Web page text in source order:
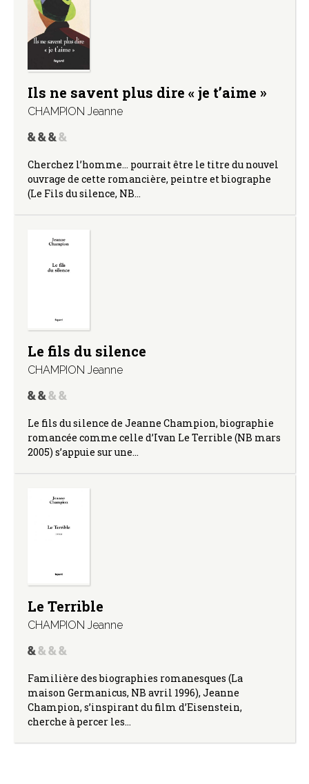
Ils ne savent plus dire « je t’aime »
CHAMPION Jeanne
Cherchez l’homme… pourrait être le titre du nouvel
ouvrage de cette romancière, peintre et biographe
(Le Fils du silence, NB…
Le fils du silence
CHAMPION Jeanne
Le fils du silence de Jeanne Champion, biographie
romancée comme celle d’Ivan Le Terrible (NB mars
2005) s’appuie sur une…
Le Terrible
CHAMPION Jeanne
Familière des biographies romanesques (La
maison Germanicus, NB avril 1996), Jeanne
Champion, s’inspirant du film d’Eisenstein,
cherche à percer les…